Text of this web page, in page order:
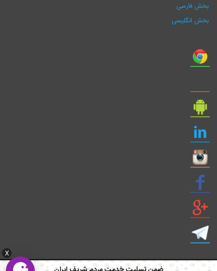
X
بخش فارسی
بخش انگلیسی